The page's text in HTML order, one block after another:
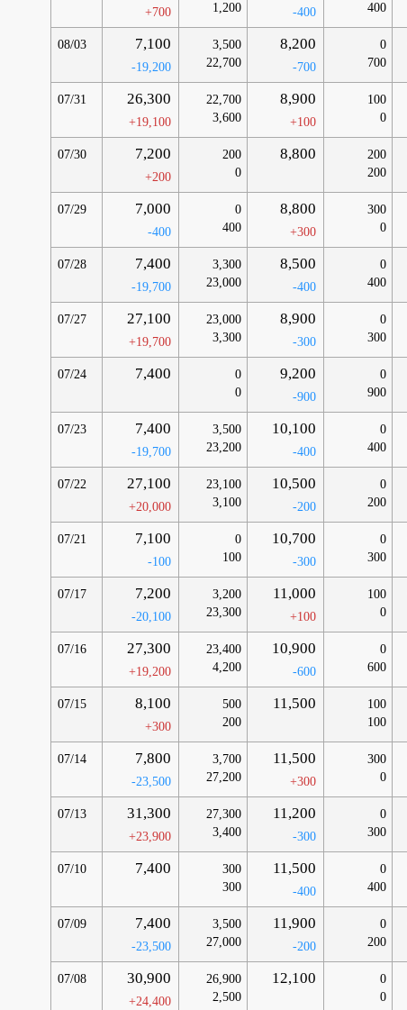
+700
1,200
-400
400
08/03 7,100
-19,200
3,500
22,700
8,200
-700
0
700
07/31 26,300
+19,100
22,700
3,600
8,900
+100
100
0
07/30 7,200
+200
200
0
8,800
200
200
07/29 7,000
-400
0
400
8,800
+300
300
0
07/28 7,400
-19,700
3,300
23,000
8,500
-400
0
400
07/27 27,100
+19,700
23,000
3,300
8,900
-300
0
300
07/24 7,400
0
0
9,200
-900
0
900
07/23 7,400
-19,700
3,500
23,200
10,100
-400
0
400
07/22 27,100
+20,000
23,100
3,100
10,500
-200
0
200
07/21 7,100
-100
0
100
10,700
-300
0
300
07/17 7,200
-20,100
3,200
23,300
11,000
+100
100
0
07/16 27,300
+19,200
23,400
4,200
10,900
-600
0
600
07/15 8,100
+300
500
200
11,500
100
100
07/14 7,800
-23,500
3,700
27,200
11,500
+300
300
0
07/13 31,300
+23,900
27,300
3,400
11,200
-300
0
300
07/10 7,400
300
300
11,500
-400
0
400
07/09 7,400
-23,500
3,500
27,000
11,900
-200
0
200
07/08 30,900
+24,400
26,900
2,500
12,100
0
0